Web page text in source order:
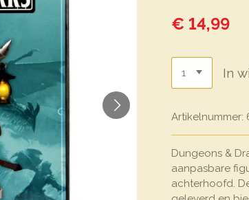
€ 14,99
In
Artikelnummer:
Dungeons &
aanpasbare
achterhoofd.